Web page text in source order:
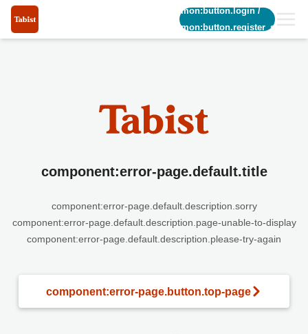
common:button.login/
common:button.register_short
component:error-page.default.title
component:error-page.default.description.sorry
component:error-page.default.description.page-unable-to-display
component:error-page.default.description.please-try-again
component:error-page.button.top-page